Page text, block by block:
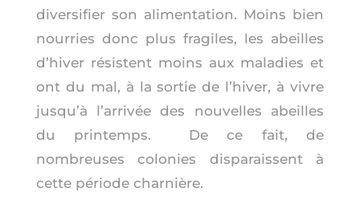
diversifier son alimentation. Moins bien
nourries donc plus fragiles, les abeilles
d’hiver résistent moins aux maladies et
ont du mal, à la sortie de l’hiver, à vivre
jusqu’à l’arrivée des nouvelles abeilles
du printemps. De ce fait, de
nombreuses colonies disparaissent à
cette période charnière.